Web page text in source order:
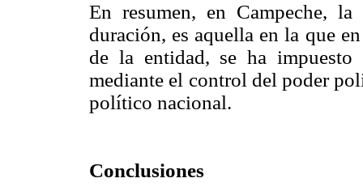
En resumen, en Campeche,
duración, es aquella en la que
de la entidad, se ha
mediante el control del poder
político nacional.
Conclusiones